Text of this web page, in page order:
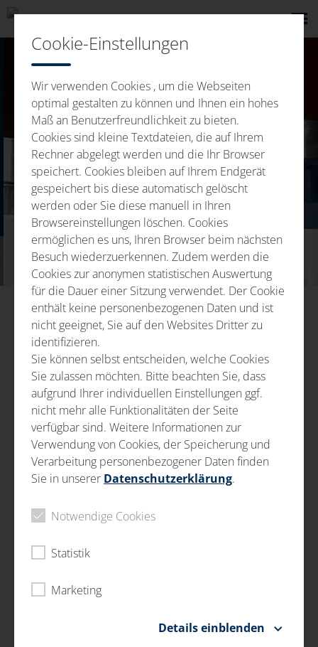
TEPELNÉ SPRACOVANIE
TEPELNÉ SPRACOVANIE
Martenzitické kalenie a temperovanie
Bainitické kalenie a temperovanie
Žíhanie
Nitridovanie
Nitrokarbonizácia
Metalografia
Tryskanie oceľovou drťou
Požiadavky na komponenty neustále rastú, preto je
nepostrádateľný. Aby sme mohli ponúkať riešenia na
mieru, kladieme dôraz na správnu voľbu materiálu a
vhodný proces tepelného spracovania. Spoliehame sa
Cookie-Einstellungen
Wir verwenden Cookies , um die Webseiten
optimal gestalten zu können und Ihnen ein hohes
Maß an Benutzerfreundlichkeit zu bieten.
Cookies sind kleine Textdateien, die auf Ihrem
Rechner abgelegt werden und die Ihr Browser
speichert. Cookies bleiben auf Ihrem Endgerät
gespeichert bis diese automatisch gelöscht
werden oder Sie diese manuell in Ihren
Browsereinstellungen löschen. Cookies
ermöglichen es uns, Ihren Browser beim nächsten
Besuch wiederzuerkennen. Zudem werden die
Cookies zur anonymen statistischen Auswertung
für die Dauer einer Sitzung verwendet. Der Cookie
enthält keine personenbezogenen Daten und ist
nicht geeignet, Sie auf den Websites Dritter zu
identifizieren.
Sie können selbst entscheiden, welche Cookies
Sie zulassen möchten. Bitte beachten Sie, dass
aufgrund Ihrer individuellen Einstellungen ggf.
nicht mehr alle Funktionalitäten der Seite
verfügbar sind. Weitere Informationen zur
Verwendung von Cookies, der Speicherung und
Verarbeitung personenbezogener Daten finden
Sie in unserer Datenschutzerklärung.
Notwendige Cookies
Statistik
Marketing
Details einblenden